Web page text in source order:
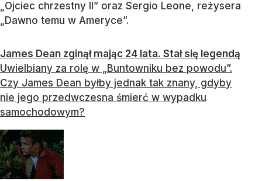
„Ojciec chrzestny II” oraz Sergio Leone, reżysera
„Dawno temu w Ameryce”.
James Dean zginął mając 24 lata. Stał się legendą
Uwielbiany za rolę w „Buntowniku bez powodu”.
Czy James Dean byłby jednak tak znany, gdyby
nie jego przedwczesna śmierć w wypadku
samochodowym?